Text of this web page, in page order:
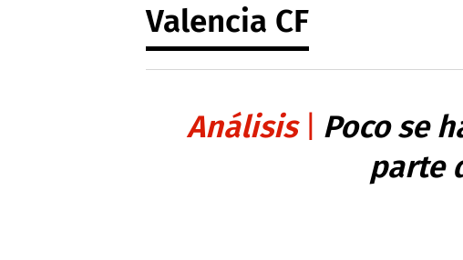
Valencia CF
Análisis
Poco se
parte